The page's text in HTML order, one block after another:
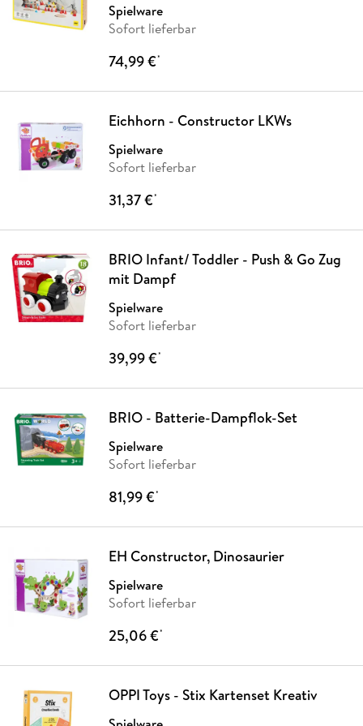
Spielware
Sofort lieferbar
74,99 €*
Eichhorn - Constructor LKWs
Spielware
Sofort lieferbar
31,37 €*
BRIO Infant/ Toddler - Push & Go Zug
mit Dampf
Spielware
Sofort lieferbar
39,99 €*
BRIO - Batterie-Dampflok-Set
Spielware
Sofort lieferbar
81,99 €*
EH Constructor, Dinosaurier
Spielware
Sofort lieferbar
25,06 €*
OPPI Toys - Stix Kartenset Kreativ